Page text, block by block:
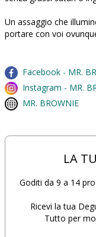
Un assaggio che
portare con voi
Facebook - MR.
Instagram - MR.
MR. BROWNIE
LA
Goditi da 9 a 14
Ricevi la tua
Tutto per